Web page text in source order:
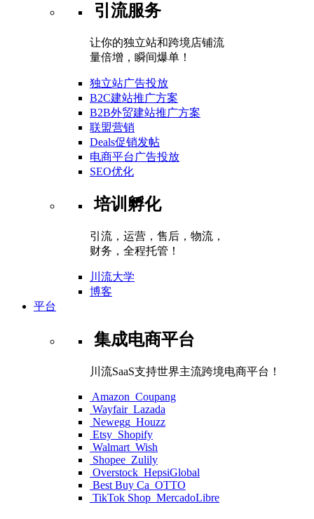
引流服务
让你的独立站和跨境店铺流
量倍增，瞬间爆单！
独立站广告投放
B2C建站推广方案
B2B外贸建站推广方案
联盟营销
Deals促销发帖
电商平台广告投放
SEO优化
培训孵化
引流，运营，售后，物流，
财务，全程托管！
川流大学
博客
平台
集成电商平台
川流SaaS支持世界主流跨境电商平台！
Amazon Coupang
Wayfair Lazada
Newegg Houzz
Etsy Shopify
Walmart Wish
Shopee Zulily
Overstock HepsiGlobal
Best Buy Ca OTTO
TikTok Shop MercadoLibre